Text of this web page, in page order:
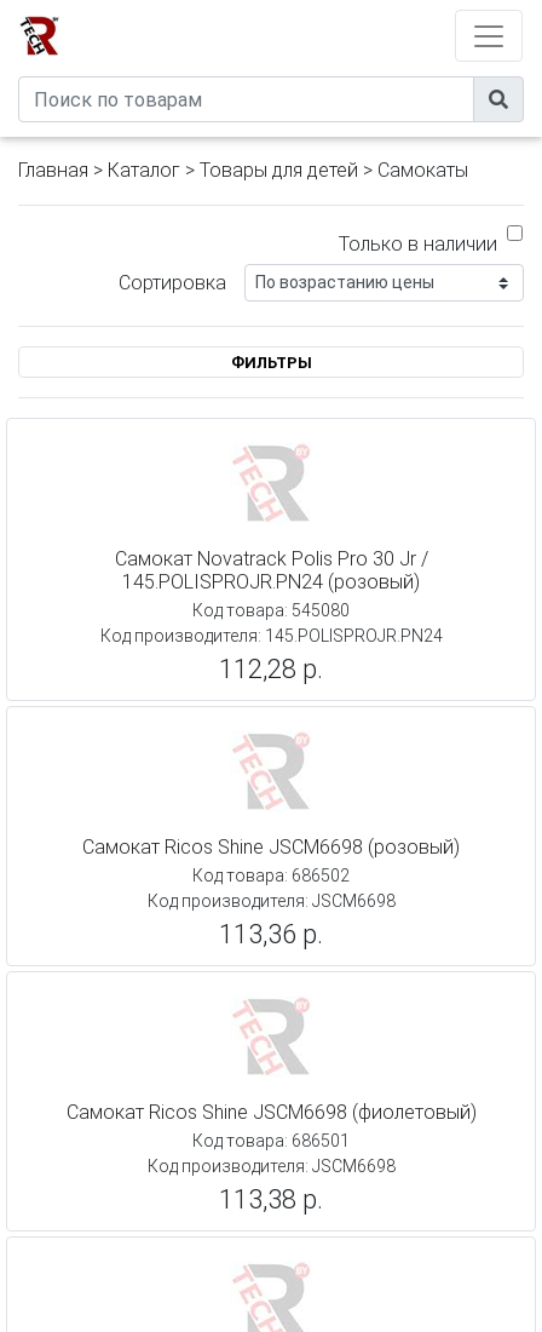
Главная > Каталог > Товары для детей > Самокаты
Только в наличии
Сортировка
ФИЛЬТРЫ
Самокат Novatrack Polis Pro 30 Jr /
145.POLISPROJR.PN24 (розовый)
Код товара: 545080
Код производителя: 145.POLISPROJR.PN24
112,28 р.
Самокат Ricos Shine JSCM6698 (розовый)
Код товара: 686502
Код производителя: JSCM6698
113,36 р.
Самокат Ricos Shine JSCM6698 (фиолетовый)
Код товара: 686501
Код производителя: JSCM6698
113,38 р.